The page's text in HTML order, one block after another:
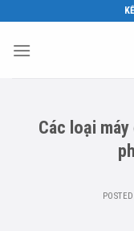
content
Các loại